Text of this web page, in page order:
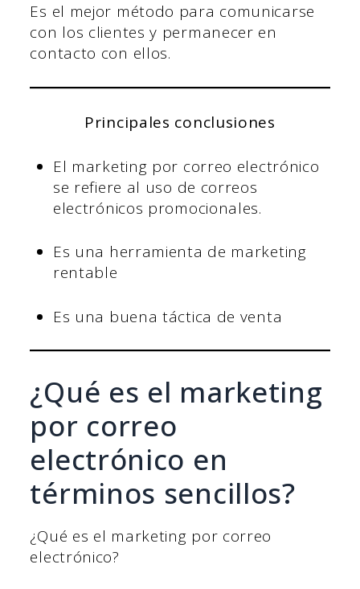
Es el mejor método para comunicarse
con los clientes y permanecer en
contacto con ellos.
Principales conclusiones
El marketing por correo electrónico
se refiere al uso de correos
electrónicos promocionales.
Es una herramienta de marketing
rentable
Es una buena táctica de venta
¿Qué es el marketing
por correo
electrónico en
términos sencillos?
¿Qué es el marketing por correo
electrónico?